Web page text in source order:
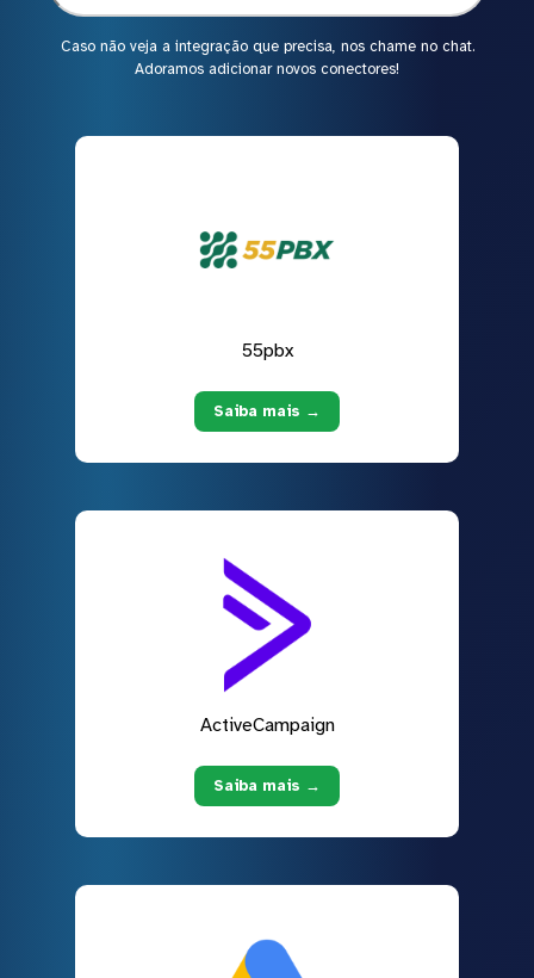
Caso não veja a integração que precisa, nos chame no chat.
Adoramos adicionar novos conectores!
55pbx
Saiba mais →
ActiveCampaign
Saiba mais →